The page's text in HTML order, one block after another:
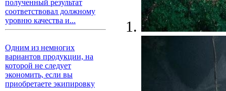
полученный результат
соответствовал должному
уровню качества и...
Одним из немногих
вариантов продукции, на
которой не следует
экономить, если вы
приобретаете экипировку